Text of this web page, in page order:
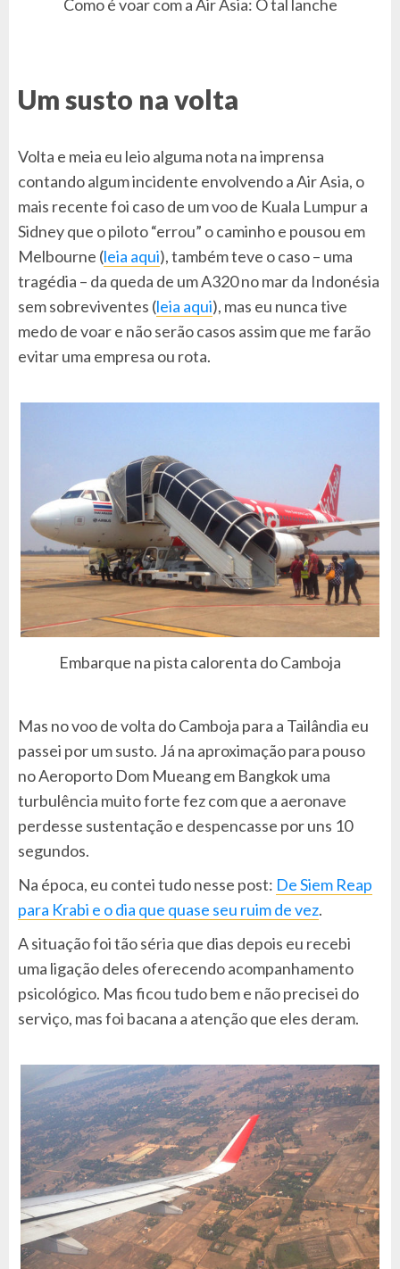
Como é voar com a Air Asia: O tal lanche
Um susto na volta
Volta e meia eu leio alguma nota na imprensa
contando algum incidente envolvendo a Air Asia, o
mais recente foi caso de um voo de Kuala Lumpur a
Sidney que o piloto “errou” o caminho e pousou em
Melbourne (leia aqui), também teve o caso – uma
tragédia – da queda de um A320 no mar da Indonésia
sem sobreviventes (leia aqui), mas eu nunca tive
medo de voar e não serão casos assim que me farão
evitar uma empresa ou rota.
Embarque na pista calorenta do Camboja
Mas no voo de volta do Camboja para a Tailândia eu
passei por um susto. Já na aproximação para pouso
no Aeroporto Dom Mueang em Bangkok uma
turbulência muito forte fez com que a aeronave
perdesse sustentação e despencasse por uns 10
segundos.
Na época, eu contei tudo nesse post: De Siem Reap
para Krabi e o dia que quase seu ruim de vez.
A situação foi tão séria que dias depois eu recebi
uma ligação deles oferecendo acompanhamento
psicológico. Mas ficou tudo bem e não precisei do
serviço, mas foi bacana a atenção que eles deram.